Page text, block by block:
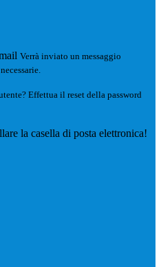
Verrà inviato un messaggio
Effettua il reset della password
la casella di posta elettronica!